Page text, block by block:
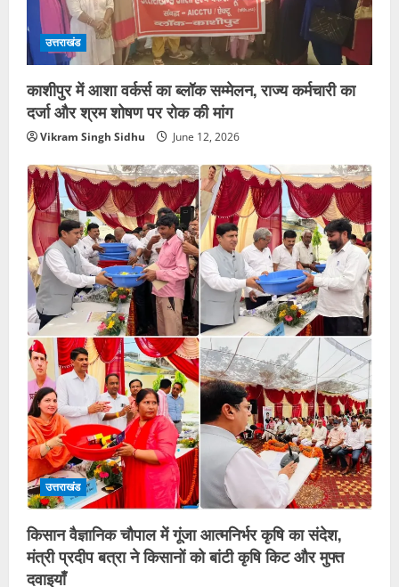
उत्तराखंड
काशीपुर में आशा वर्कर्स का ब्लॉक सम्मेलन, राज्य कर्मचारी का
दर्जा और श्रम शोषण पर रोक की मांग
Vikram Singh Sidhu June 12, 2026
उत्तराखंड
किसान वैज्ञानिक चौपाल में गूंजा आत्मनिर्भर कृषि का संदेश,
मंत्री प्रदीप बत्रा ने किसानों को बांटी कृषि किट और मुफ्त
दवाइयाँ